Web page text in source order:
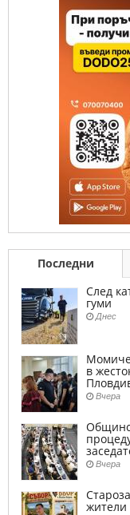
Последни
След
гуми
Днес
Момиче
в
Вчера
Вчера
жители